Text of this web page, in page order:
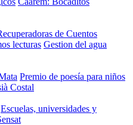
de Cuentos
lecturas Gestion del agua
Premio de poesía para niños
Costal
Escuelas, universidades y